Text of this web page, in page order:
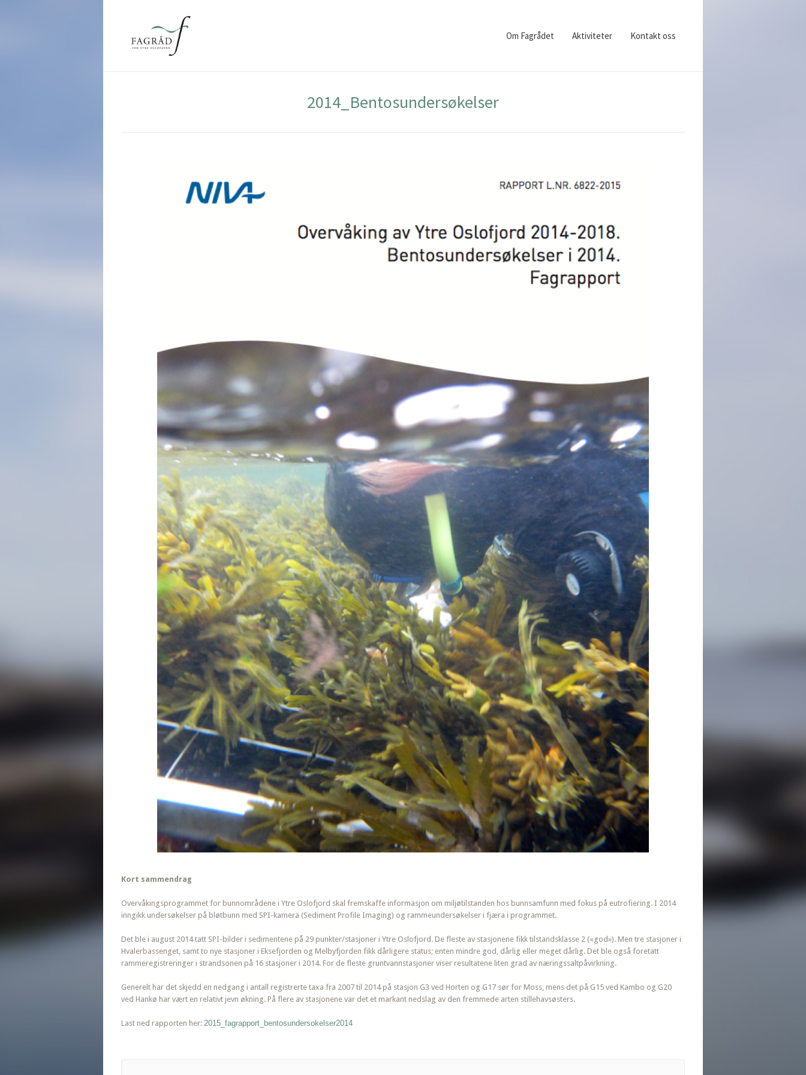
Om Fagrådet Aktiviteter Kontakt oss
2014_Bentosundersøkelser
Kort sammendrag
Overvåkingsprogrammet for bunnområdene i Ytre Oslofjord skal fremskaffe informasjon om miljøtilstanden hos bunnsamfunn med fokus på eutrofiering. I 2014
inngikk undersøkelser på bløtbunn med SPI-kamera (Sediment Profile Imaging) og rammeundersøkelser i fjæra i programmet.
Det ble i august 2014 tatt SPI-bilder i sedimentene på 29 punkter/stasjoner i Ytre Oslofjord. De fleste av stasjonene fikk tilstandsklasse 2 («god»). Men tre stasjoner i
Hvalerbassenget, samt to nye stasjoner i Eksefjorden og Melbyfjorden fikk dårligere status; enten mindre god, dårlig eller meget dårlig. Det ble også foretatt
rammeregistreringer i strandsonen på 16 stasjoner i 2014. For de fleste gruntvannstasjoner viser resultatene liten grad av næringssaltpåvirkning.
Generelt har det skjedd en nedgang i antall registrerte taxa fra 2007 til 2014 på stasjon G3 ved Horten og G17 sør for Moss, mens det på G15 ved Kambo og G20
ved Hankø har vært en relativt jevn økning. På flere av stasjonene var det et markant nedslag av den fremmede arten stillehavsøsters.
Last ned rapporten her: 2015_fagrapport_bentosundersokelser2014